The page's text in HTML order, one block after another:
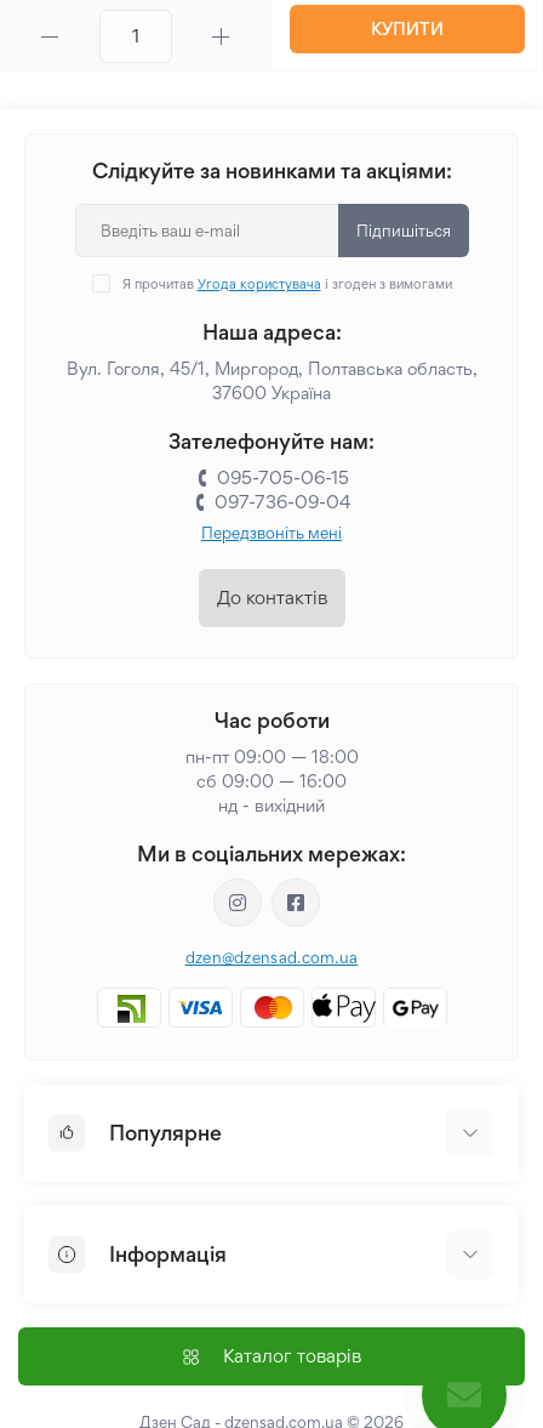
КУПИТИ
Слідкуйте за новинками та акціями:
Підпишіться
Я прочитав Угода користувача і згоден з вимогами
Наша адреса:
Вул. Гоголя, 45/1, Миргород, Полтавська область,
37600 Україна
Зателефонуйте нам:
095-705-06-15
097-736-09-04
Передзвоніть мені
До контактів
Час роботи
пн-пт 09:00 — 18:00
сб 09:00 — 16:00
нд - вихідний
Ми в соціальних мережах:
dzen@dzensad.com.ua
Популярне
Лілія
Насіння
Інформація
Доставка і оплата
Контакти
Каталог товарів
Дзен Сад - dzensad.com.ua © 2026